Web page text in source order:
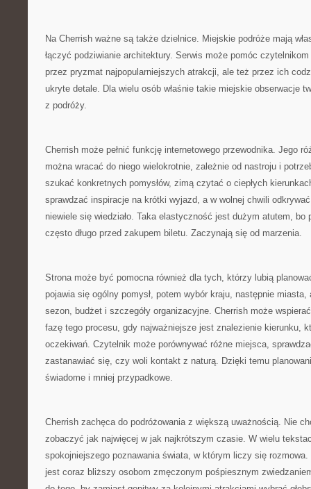
Na Cherrish ważne są także dzielnice. Miejskie podróże mają
łączyć podziwianie architektury. Serwis może pomóc
przez pryzmat najpopularniejszych atrakcji, ale też przez ich
ukryte detale. Dla wielu osób właśnie takie miejskie obserwacje
z podróży.
Cherrish może pełnić funkcję internetowego przewodnika. Jego
można wracać do niego wielokrotnie, zależnie od nastroju i
szukać konkretnych pomysłów, zimą czytać o ciepłych
sprawdzać inspiracje na krótki wyjazd, a w wolnej chwili
niewiele się wiedziało. Taka elastyczność jest dużym atutem, bo
często długo przed zakupem biletu. Zaczynają się od marzenia.
Strona może być pomocna również dla tych, którzy lubią
pojawia się ogólny pomysł, potem wybór kraju, następnie
sezon, budżet i szczegóły organizacyjne. Cherrish może
fazę tego procesu, gdy najważniejsze jest znalezienie kierunku,
oczekiwań. Czytelnik może porównywać różne miejsca,
zastanawiać się, czy woli kontakt z naturą. Dzięki temu
świadome i mniej przypadkowe.
Cherrish zachęca do podróżowania z większą uważnością. Nie
zobaczyć jak najwięcej w jak najkrótszym czasie. W wielu
spokojniejszego poznawania świata, w którym liczy się rozmowa.
jest coraz bliższy osobom zmęczonym pośpiesznym